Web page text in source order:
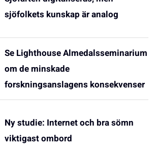
sjöfolkets kunskap är analog
Se Lighthouse Almedalsseminarium
om de minskade
forskningsanslagens konsekvenser
Ny studie: Internet och bra sömn
viktigast ombord